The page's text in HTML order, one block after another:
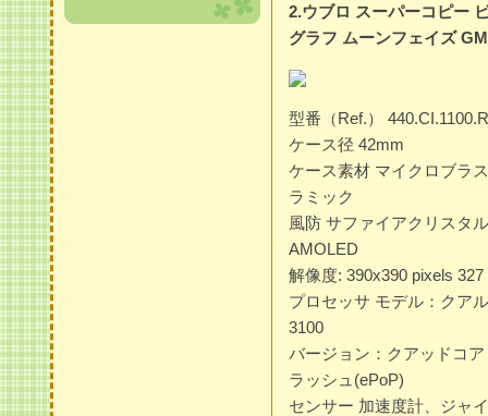
2.ウブロ スーパーコピー
グラフ ムーンフェイズ
型番（Ref.）
ケース径 42mm
ケース素材 マイクロブラ
ラミック
風防 サファイアクリス
AMOLED
解像度: 390x390 pixels 327
プロセッサ モデル：クア
3100
バージョン：クアッドコ
ラッシュ(ePoP)
センサー 加速度計、ジャ